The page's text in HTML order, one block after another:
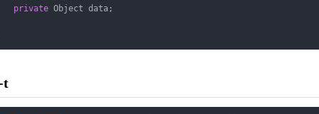
private Object data;
t